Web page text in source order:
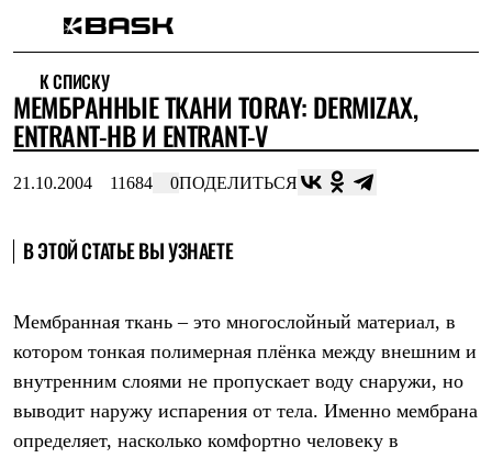
Интернет-магазин
Мужская одежда
Утепленная пухом
Куртки
Жилеты
Куртки
Куртки
Брюки
Софтшелл одежда
Куртки
Брюки
Флисовая одежда
Куртки
К СПИСКУ
МЕМБРАННЫЕ ТКАНИ TORAY: DERMIZAX,
ENTRANT-HB И ENTRANT-V
21.10.2004 11684 0ПОДЕЛИТЬСЯ
Мембранная ткань – это многослойный материал, в
котором тонкая полимерная плёнка между внешним и
внутренним слоями не пропускает воду снаружи, но
выводит наружу испарения от тела. Именно мембрана
определяет, насколько комфортно человеку в
В ЭТОЙ СТАТЬЕ ВЫ УЗНАЕТЕ